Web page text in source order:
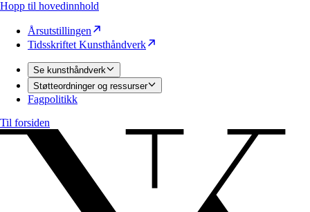
Hopp til hovedinnhold
Årsutstillingen
Tidsskriftet Kunsthåndverk
Se kunsthåndverk
Støtteordninger og ressurser
Fagpolitikk
Til forsiden